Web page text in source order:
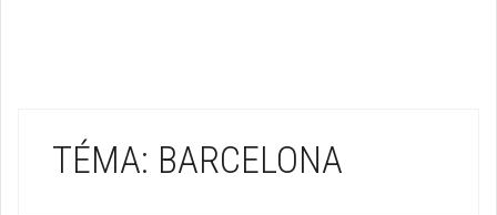
TÉMA: BARCELONA